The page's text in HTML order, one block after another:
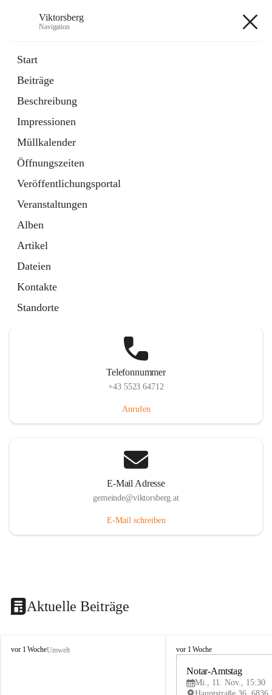
Viktorsberg
Navigation
Start
Beiträge
Beschreibung
Impressionen
Müllkalender
Öffnungszeiten
Veröffentlichungsportal
Veranstaltungen
Alben
Artikel
Dateien
Kontakte
Standorte
1 Schnellzugriff
Bürgerservice
10 Schnellzugriffe
Telefonnummer
+43 5523 64712
Anrufen
E-Mail Adresse
gemeinde@viktorsberg.at
E-Mail schreiben
Aktuelle Beiträge
V
vor 1 WocheUmwelt
V
vor 1 Woche
Notar-Amtstag
Mi., 11. Nov., 15:30